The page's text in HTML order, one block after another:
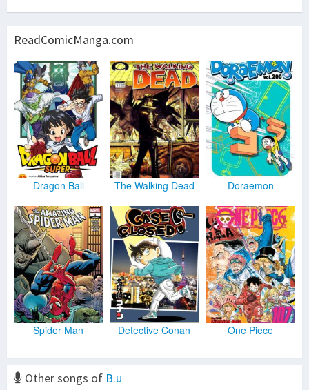
ReadComicManga.com
Dragon Ball The Walking Dead Doraemon
Spider Man Detective Conan One Piece
Other songs of B.u